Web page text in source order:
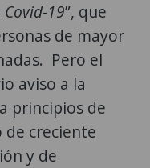
19”, que
de mayor
Pero el
aviso a la
principios de
creciente
y de